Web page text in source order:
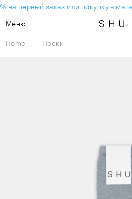
на первый заказ или покупку в
Меню
Home — Носки